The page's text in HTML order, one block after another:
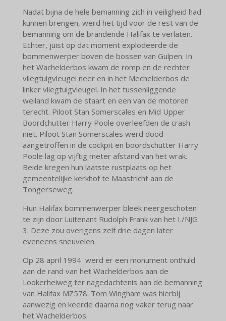
Nadat bijna de hele bemanning zich in veiligheid had
kunnen brengen, werd het tijd voor de rest van de
bemanning om de brandende Halifax te verlaten.
Echter, juist op dat moment explodeerde de
bommenwerper boven de bossen van Gulpen. In
het Wachelderbos kwam de romp en de rechter
vliegtuigvleugel neer en in het Mechelderbos de
linker vliegtuigvleugel. In het tussenliggende
weiland kwam de staart en een van de motoren
terecht. Piloot Stan Somerscales en Mid Upper
Boordchutter Harry Poole overleefden de crash
niet. Piloot Stan Somerscales werd dood
aangetroffen in de cockpit en boordschutter Harry
Poole lag op vijftig meter afstand van het wrak.
Beide kregen hun laatste rustplaats op het
gemeentelijke kerkhof te Maastricht aan de
Tongerseweg.
Hun Halifax bommenwerper bleek neergeschoten
te zijn door Luitenant Rudolph Frank van het I./NJG
3. Deze zou overigens zelf drie dagen later
eveneens sneuvelen.
Op 28 april 1994 werd er een monument onthuld
aan de rand van het Wachelderbos aan de
Lookerheiweg ter nagedachtenis aan de bemanning
van Halifax MZ578. Tom Wingham was hierbij
aanwezig en keerde daarna nog vaker terug naar
het Wachelderbos.